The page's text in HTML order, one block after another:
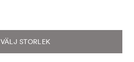
VÄLJ STORLEK